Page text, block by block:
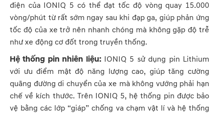
điện của IONIQ 5 có thể đạt tốc độ vòng quay 15.000
vòng/phút từ rất sớm ngay sau khi đạp ga, giúp phản ứng
tốc độ của xe trở nên nhanh chóng mà không gặp độ trễ
như xe động cơ đốt trong truyền thống.
Hệ thống pin nhiên liệu:IONIQ 5 sử dụng pin Lithium
với ưu điểm mật độ năng lượng cao, giúp tăng cường
quãng đường di chuyển của xe mà không vướng phải hạn
chế về kích thước. Trên IONIQ 5, hệ thống pin được bảo
vệ bằng các lớp “giáp” chống va chạm vật lí và hệ thống